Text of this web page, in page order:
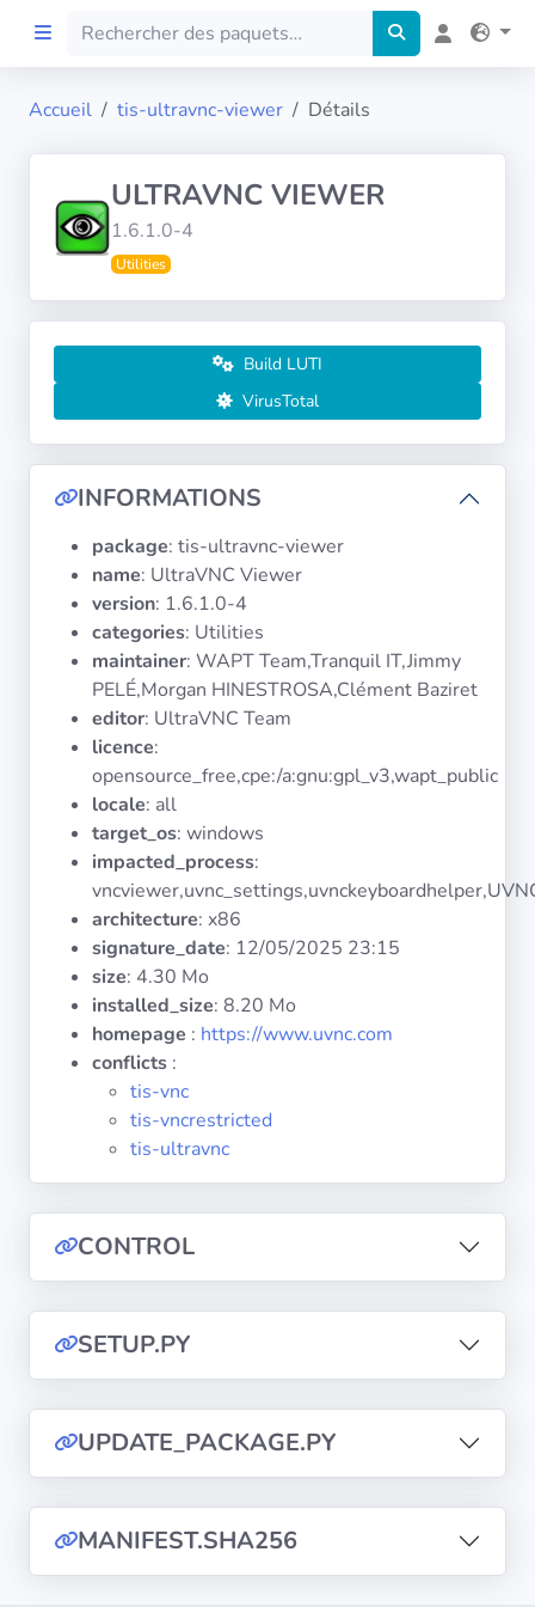
Preprod
Architectures
Systèmes
d'exploitation
Catégories
Licences
Documentation
Tranquil IT
Liste de
confidentialité
CGU
Copyright
Tranquil
Accueil tis-ultravnc-viewer Détails
ULTRAVNC VIEWER
1.6.1.0-4
Utilities
Build LUTI
VirusTotal
INFORMATIONS
package: tis-ultravnc-viewer
name: UltraVNC Viewer
version: 1.6.1.0-4
categories: Utilities
maintainer: WAPT Team,Tranquil IT,Jimmy
PELÉ,Morgan HINESTROSA,Clément Baziret
editor: UltraVNC Team
licence:
opensource_free,cpe:/a:gnu:gpl_v3,wapt_public
locale: all
target_os: windows
impacted_process:
architecture: x86
signature_date: 12/05/2025 23:15
size: 4.30 Mo
installed_size: 8.20 Mo
homepage : https://www.uvnc.com
conflicts :
tis-vnc
tis-vncrestricted
tis-ultravnc
CONTROL
SETUP.PY
UPDATE_PACKAGE.PY
MANIFEST.SHA256